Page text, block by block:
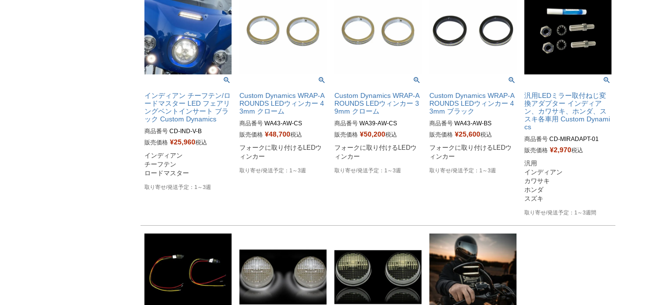
インディアン チーフテン/ロ
ードマスター LED フェアリ
ングベントインサート ブラ
ック Custom Dynamics
商品番号 CD-IND-V-B
販売価格 ¥25,960税込
インディアン
チーフテン
ロードマスター
1～3週
Custom Dynamics WRAP-A
ROUNDS LEDウィンカー 4
3mm クローム
商品番号 WA43-AW-CS
販売価格 ¥48,700税込
フォークに取り付けるLEDウ
ィンカー
1～3週
Custom Dynamics WRAP-A
ROUNDS LEDウィンカー 3
9mm クローム
商品番号 WA39-AW-CS
販売価格 ¥50,200税込
フォークに取り付けるLEDウ
ィンカー
1～3週
Custom Dynamics WRAP-A
ROUNDS LEDウィンカー 4
3mm ブラック
商品番号 WA43-AW-BS
販売価格 ¥25,600税込
フォークに取り付けるLEDウ
ィンカー
1～3週
汎用LEDミラー取付ねじ変
換アダプター インディア
ン、カワサキ、ホンダ、ス
スキ各車用 Custom Dynami
cs
商品番号 CD-MIRADAPT-01
D部番：0641-0256
販売価格 ¥2,970税込
汎用
インディアン
カワサキ
ホンダ
スズキ
1～3週間